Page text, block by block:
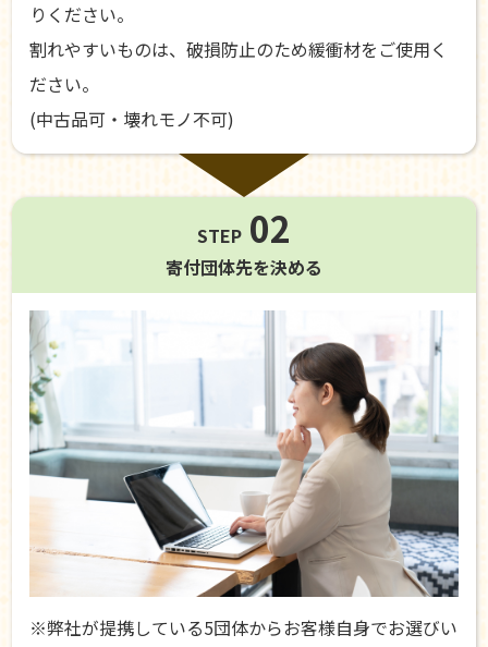
りください。
割れやすいものは、破損防止のため緩衝材をご使用く
ださい。
(中古品可・壊れモノ不可)
STEP 02
寄付団体先を決める
※弊社が提携している5団体からお客様自身でお選びい